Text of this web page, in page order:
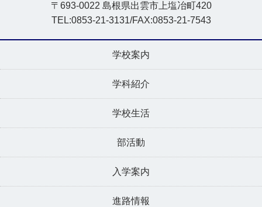
〒693-0022 島根県出雲市上塩冶町420
TEL:0853-21-3131/FAX:0853-21-7543
学校案内
学科紹介
学校生活
部活動
入学案内
進路情報